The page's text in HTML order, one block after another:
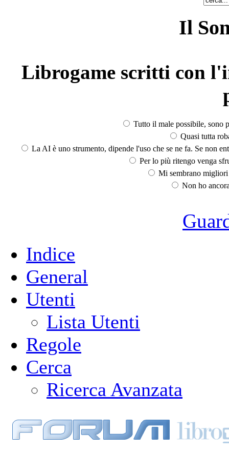
Il
Librogame scritti con
Tutto il male possibile, sono
Quasi tutta
La AI è uno strumento, dipende l'uso che se ne fa. Se non
Per lo più ritengo venga
Mi sembrano
Non ho
Indice
General
Utenti
Lista Utenti
Regole
Cerca
Ricerca Avanzata